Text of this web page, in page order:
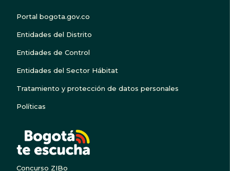
Portal bogota.gov.co
Entidades del Distrito
Entidades de Control
Entidades del Sector Hábitat
Tratamiento y protección de datos personales
Políticas
Concurso ZIBo